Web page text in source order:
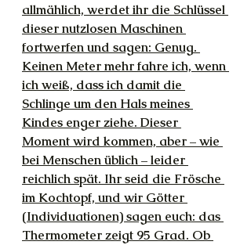
allmählich, werdet ihr die Schlüssel
dieser nutzlosen Maschinen
fortwerfen und sagen: Genug.
Keinen Meter mehr fahre ich, wenn
ich weiß, dass ich damit die
Schlinge um den Hals meines
Kindes enger ziehe. Dieser
Moment wird kommen, aber – wie
bei Menschen üblich – leider
reichlich spät. Ihr seid die Frösche
im Kochtopf, und wir Götter
(Individuationen) sagen euch: das
Thermometer zeigt 95 Grad. Ob